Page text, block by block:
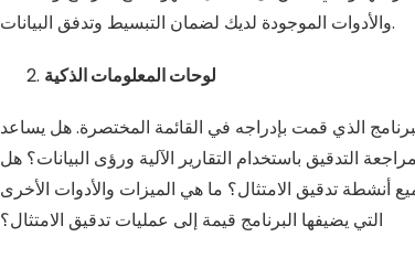
والأدوات الموجودة لديك لضمان التبسيط وتدفق البيانات.
لوحات المعلومات الذكية
الذي قمت بإدراجه في القائمة المختصرة. هل يساعد
التدقيق باستخدام التقارير الآلية ورؤى البيانات؟ هل
أنشطة تدقيق الامتثال؟ ما هي الميزات والأدوات الأخرى
التي يضيفها البرنامج قيمة إلى عمليات تدقيق الامتثال؟